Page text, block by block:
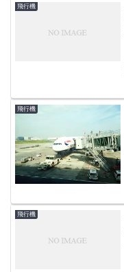
飛行機
飛行機
飛行機